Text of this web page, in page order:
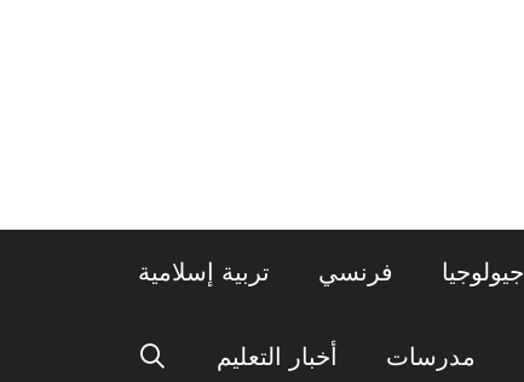
جيولوجيا فرنسي تربية إسلامية
مدرسات أخبار التعليم